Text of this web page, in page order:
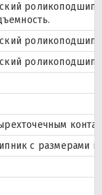
с размерами